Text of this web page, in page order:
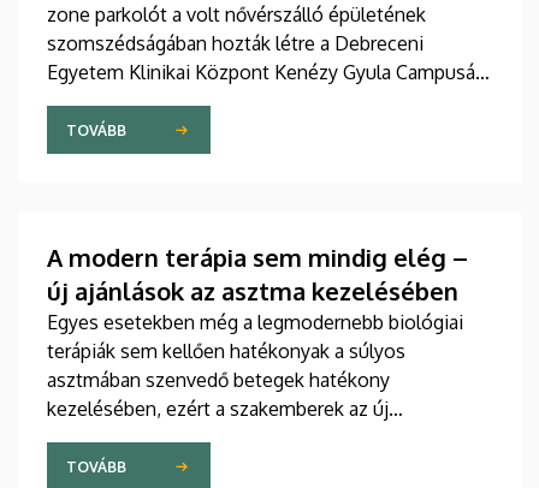
zone parkolót a volt nővérszálló épületének
szomszédságában hozták létre a Debreceni
Egyetem Klinikai Központ Kenézy Gyula Campusán.
Az új területet várhatóan augusztusban nyitják meg
a járművek előtt.
TOVÁBB
A modern terápia sem mindig elég –
új ajánlások az asztma kezelésében
Egyes esetekben még a legmodernebb biológiai
terápiák sem kellően hatékonyak a súlyos
asztmában szenvedő betegek hatékony
kezelésében, ezért a szakemberek az új
gyógyszerek kifejlesztésére irányuló kutatások
felgyorsítását sürgetik. A témában a közelmúltban
TOVÁBB